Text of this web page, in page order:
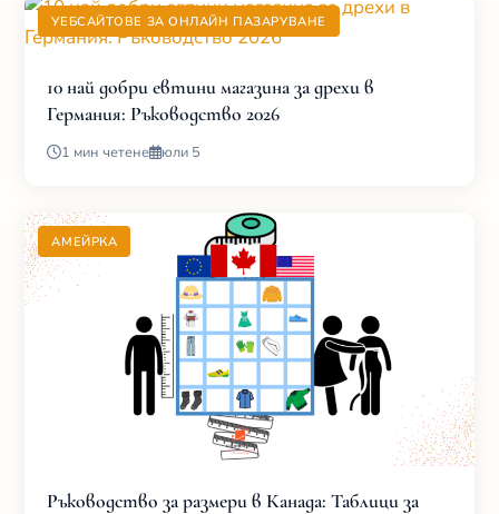
УЕБСАЙТОВЕ ЗА ОНЛАЙН ПАЗАРУВАНЕ
10 най добри евтини магазина за дрехи в
Германия: Ръководство 2026
1 мин четене юли 5
АМЕЙРКА
Ръководство за размери в Канада: Таблици за